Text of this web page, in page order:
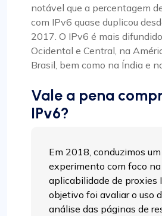
notável que a percentagem
com IPv6 quase duplicou
2017. O IPv6 é mais
Ocidental e Central, na
Brasil, bem como na Índia e
Vale a pena
IPv6?
Em 2018, conduzimos um
experimento com foco na
aplicabilidade de proxies
objetivo foi avaliar o uso
análise das páginas de